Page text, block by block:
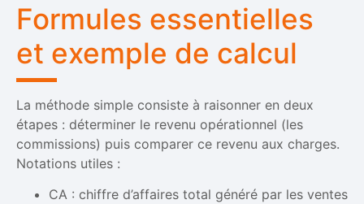
Formules essentielles
et exemple de calcul
La méthode simple consiste à raisonner en deux
étapes : déterminer le revenu opérationnel (les
commissions) puis comparer ce revenu aux charges.
Notations utiles :
CA : chiffre d’affaires total généré par les ventes